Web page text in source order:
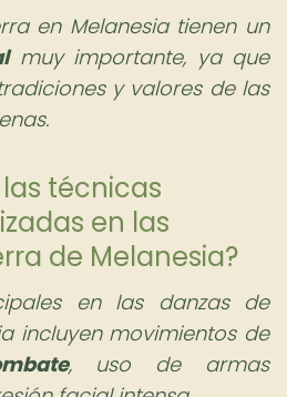
en Melanesia tienen un
muy importante, ya que
y valores de las
técnicas
en las
de Melanesia?
en las danzas de
incluyen movimientos de
, uso de armas